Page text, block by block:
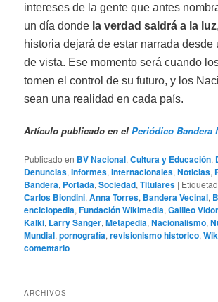
intereses de la gente que antes
un día donde la verdad saldrá a la luz
historia dejará de estar narrada desde
de vista. Ese momento será cuando
tomen el control de su futuro, y los
sean una realidad en cada país.
Artículo publicado en elPeriódico Bandera
Publicado en BV Nacional,Cultura y Educación,
Denuncias,Informes,Internacionales,Noticias,
Bandera, Portada,Sociedad,Titulares |
Carlos Biondini,Anna Torres, Bandera Vecinal,
enciclopedia,Fundación Wikimedia,Galileo
Kalki, Larry Sanger,Metapedia,Nacionalismo,
Mundial,pornografía,revisionismo historico,
comentario
ARCHIVOS